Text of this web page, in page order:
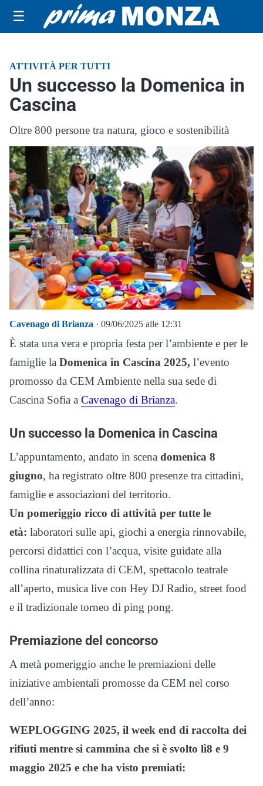
☰
ATTIVITÀ PER TUTTI
Un successo la Domenica in
Cascina
Oltre 800 persone tra natura, gioco e sostenibilità
Cavenago di Brianza · 09/06/2025 alle 12:31
È stata una vera e propria festa per l’ambiente e per le
famiglie la Domenica in Cascina 2025, l’evento
promosso da CEM Ambiente nella sua sede di
Cascina Sofia a Cavenago di Brianza.
Un successo la Domenica in Cascina
L’appuntamento, andato in scena domenica 8
giugno, ha registrato oltre 800 presenze tra cittadini,
famiglie e associazioni del territorio.
Un pomeriggio ricco di attività per tutte le
età: laboratori sulle api, giochi a energia rinnovabile,
percorsi didattici con l’acqua, visite guidate alla
collina rinaturalizzata di CEM, spettacolo teatrale
all’aperto, musica live con Hey DJ Radio, street food
e il tradizionale torneo di ping pong.
Premiazione del concorso
A metà pomeriggio anche le premiazioni delle
iniziative ambientali promosse da CEM nel corso
dell’anno:
WEPLOGGING 2025, il week end di raccolta dei
rifiuti mentre si cammina che si è svolto lì8 e 9
maggio 2025 e che ha visto premiati: